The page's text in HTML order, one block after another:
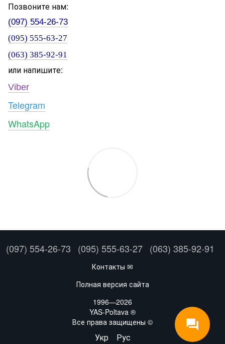
Позвоните нам:
(097) 554-26-73
(095) 555-63-27
(063) 385-92-91
или напишите:
Viber
Telegram
WhatsApp
(097) 554-26-73 (095) 555-63-27 (063) 385-92-91
Контакты ✉
Полная версия сайта
1996—2026
YAS-Poltava ®
Все права защищены ©
Укр Рус